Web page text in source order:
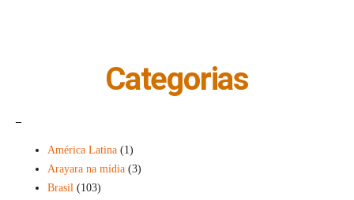
Categorias
América Latina (1)
Arayara na mídia (3)
Brasil (103)